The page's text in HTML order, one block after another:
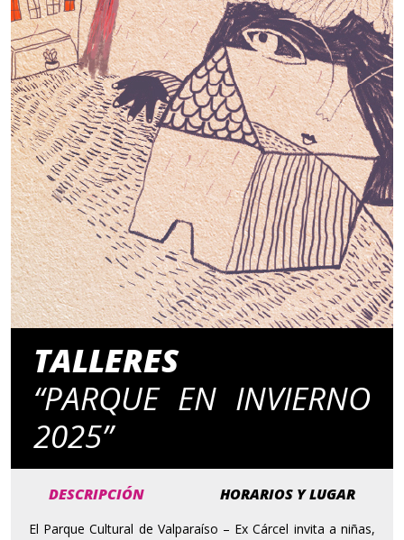
TALLERES
“PARQUE EN INVIERNO
2025”
DESCRIPCIÓN HORARIOS Y LUGAR
El Parque Cultural de Valparaíso – Ex Cárcel invita a niñas,